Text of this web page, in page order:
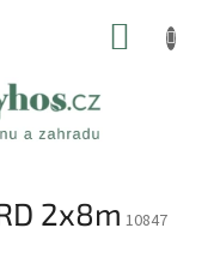
2x8m 10847